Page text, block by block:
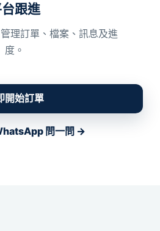
跟進
理訂單、檔案、訊息及進
度。
開始訂單
問一問 →